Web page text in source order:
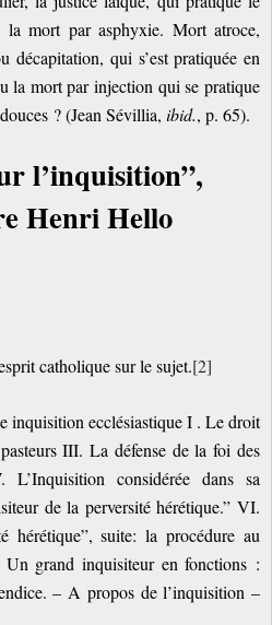
la mort par asphyxie. Mort atroce,
décapitation, qui s’est pratiquée en
la mort par injection qui se pratique
? (Jean Sévillia, ibid., p. 65).
l’inquisition”,
Henri Hello
catholique sur le sujet.[2]
inquisition ecclésiastique I . Le droit
III. La défense de la foi des
considérée dans sa
de la perversité hérétique.” VI.
hérétique”, suite: la procédure au
grand inquisiteur en fonctions :
– A propos de l’inquisition –